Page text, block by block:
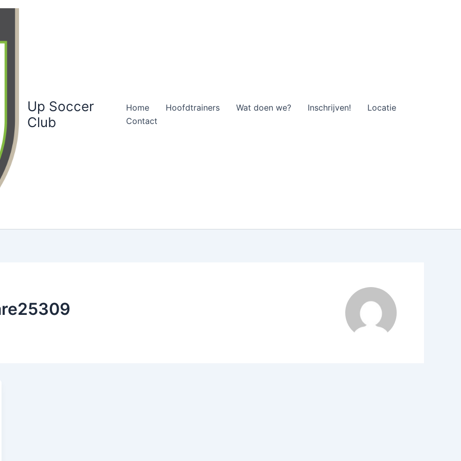
Up Soccer
Club
Home Hoofdtrainers Wat doen we? Inschrijven!
Locatie
Contact